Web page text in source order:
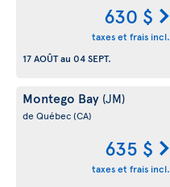
630 $
taxes et frais incl.
17 AOÛTau 04 SEPT.
Montego Bay (JM)
de Québec(CA)
635 $
taxes et frais incl.